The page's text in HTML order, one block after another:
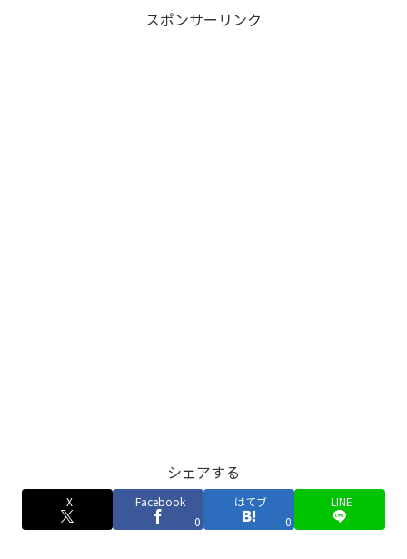
スポンサーリンク
シェアする
X
Facebook
0
はてブ
0
LINE